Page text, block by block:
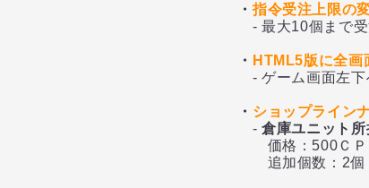
・ 指令受注上限の
- 最大10個まで受注
・ HTML5版に全画
- ゲーム画面左下へ
・ ショップライン
-倉庫ユニット
価格：500ＣＰ
追加個数：2個